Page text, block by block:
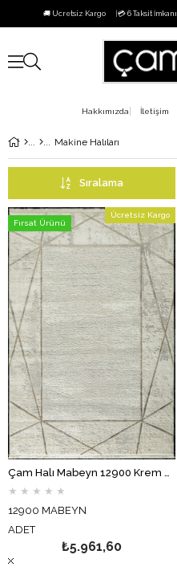
🚚 Ücretsiz Kargo 💳 6 Taksit İmkanı
Hakkımızda İletişim
Makine Halıları
Sıralama
★ ★ ★ ★ ★
12900 MABEYN
ADET
₺5.961,60
Ücretsiz Kargo
Fırsat Ürünü